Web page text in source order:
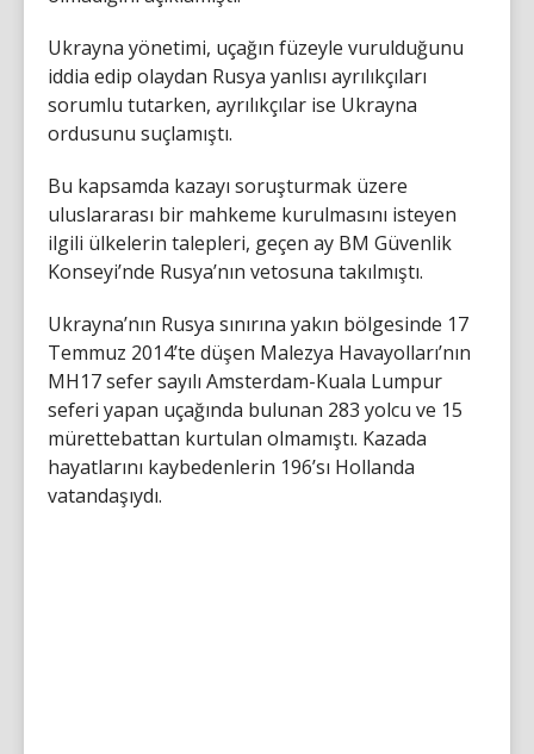
Ukrayna yönetimi, uçağın füzeyle vurulduğunu
iddia edip olaydan Rusya yanlısı ayrılıkçıları
sorumlu tutarken, ayrılıkçılar ise Ukrayna
ordusunu suçlamıştı.
Bu kapsamda kazayı soruşturmak üzere
uluslararası bir mahkeme kurulmasını isteyen
ilgili ülkelerin talepleri, geçen ay BM Güvenlik
Konseyi’nde Rusya’nın vetosuna takılmıştı.
Ukrayna’nın Rusya sınırına yakın bölgesinde 17
Temmuz 2014’te düşen Malezya Havayolları’nın
MH17 sefer sayılı Amsterdam-Kuala Lumpur
seferi yapan uçağında bulunan 283 yolcu ve 15
mürettebattan kurtulan olmamıştı. Kazada
hayatlarını kaybedenlerin 196’sı Hollanda
vatandaşıydı.